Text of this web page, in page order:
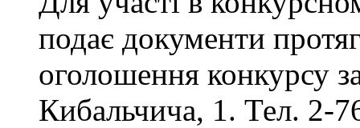
подає документи
оголошення конкурсу
Кибальчича, 1. Тел. 2-